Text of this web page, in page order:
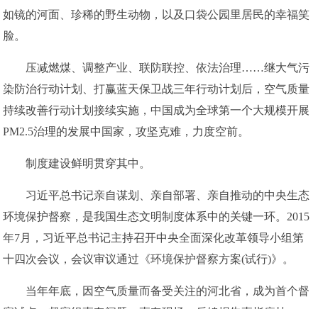
如镜的河面、珍稀的野生动物，以及口袋公园里居民的幸福笑
脸。
压减燃煤、调整产业、联防联控、依法治理……继大气污
染防治行动计划、打赢蓝天保卫战三年行动计划后，空气质量
持续改善行动计划接续实施，中国成为全球第一个大规模开展
PM2.5治理的发展中国家，攻坚克难，力度空前。
制度建设鲜明贯穿其中。
习近平总书记亲自谋划、亲自部署、亲自推动的中央生态
环境保护督察，是我国生态文明制度体系中的关键一环。2015
年7月，习近平总书记主持召开中央全面深化改革领导小组第
十四次会议，会议审议通过《环境保护督察方案(试行)》。
当年年底，因空气质量而备受关注的河北省，成为首个督